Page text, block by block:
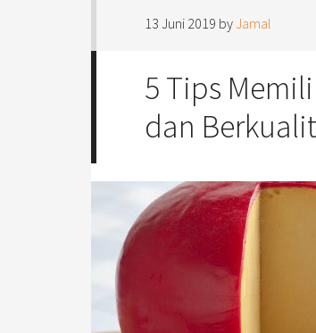
13 Juni 2019 byJamal
5 Tips
dan